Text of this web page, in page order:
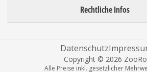
Rechtliche Infos
Datenschutz
Copyright © 2026
Alle Preise inkl. gesetzlicher